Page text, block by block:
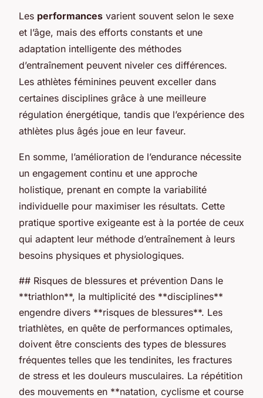
Les performances varient souvent selon le sexe
et l’âge, mais des efforts constants et une
adaptation intelligente des méthodes
d’entraînement peuvent niveler ces différences.
Les athlètes féminines peuvent exceller dans
certaines disciplines grâce à une meilleure
régulation énergétique, tandis que l’expérience des
athlètes plus âgés joue en leur faveur.
En somme, l’amélioration de l’endurance nécessite
un engagement continu et une approche
holistique, prenant en compte la variabilité
individuelle pour maximiser les résultats. Cette
pratique sportive exigeante est à la portée de ceux
qui adaptent leur méthode d’entraînement à leurs
besoins physiques et physiologiques.
## Risques de blessures et prévention Dans le
**triathlon**, la multiplicité des **disciplines**
engendre divers **risques de blessures**. Les
triathlètes, en quête de performances optimales,
doivent être conscients des types de blessures
fréquentes telles que les tendinites, les fractures
de stress et les douleurs musculaires. La répétition
des mouvements en **natation, cyclisme et course